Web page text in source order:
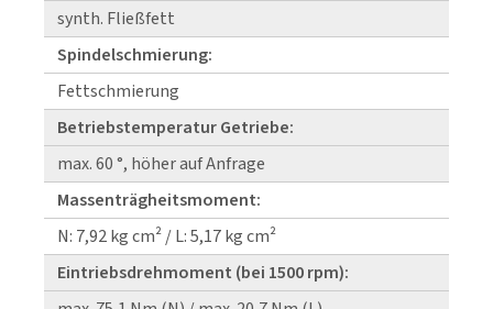
synth. Fließfett
Spindelschmierung:
Fettschmierung
Betriebstemperatur Getriebe:
max. 60 °, höher auf Anfrage
Massenträgheitsmoment:
N: 7,92 kg cm² / L: 5,17 kg cm²
Eintriebsdrehmoment (bei 1500 rpm):